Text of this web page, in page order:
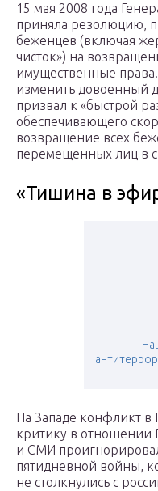
15 мая 2008 года
приняла резолюцию,
беженцев (включая
чисток») на
имущественные
изменить довоенный
призвал к «быстрой
обеспечивающего
возвращение всех
перемещенных лиц в
«Тишина в
На Западе конфликт
критику в отношении
и СМИ
пятидневной войны,
не столкнулись с